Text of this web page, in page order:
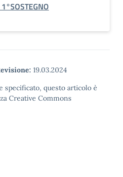
19.03.2024
specificato, questo articolo è
Creative Commons